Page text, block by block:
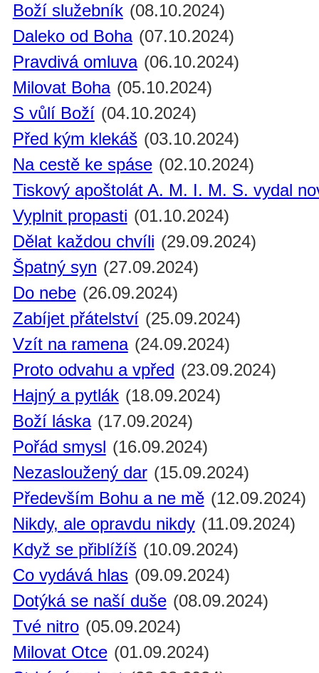
Boží služebník (08.10.2024)
Daleko od Boha (07.10.2024)
Pravdivá omluva (06.10.2024)
Milovat Boha (05.10.2024)
S vůlí Boží (04.10.2024)
Před kým klekáš (03.10.2024)
Na cestě ke spáse (02.10.2024)
Tiskový apoštolát A. M. I. M. S. vydal
Vyplnit propasti (01.10.2024)
Dělat každou chvíli (29.09.2024)
Špatný syn (27.09.2024)
Do nebe (26.09.2024)
Zabíjet přátelství (25.09.2024)
Vzít na ramena (24.09.2024)
Proto odvahu a vpřed (23.09.2024)
Hajný a pytlák (18.09.2024)
Boží láska (17.09.2024)
Pořád smysl (16.09.2024)
Nezasloužený dar (15.09.2024)
Především Bohu a ne mě (12.09.2024)
Nikdy, ale opravdu nikdy (11.09.2024)
Když se přiblížíš (10.09.2024)
Co vydává hlas (09.09.2024)
Dotýká se naší duše (08.09.2024)
Tvé nitro (05.09.2024)
Milovat Otce (01.09.2024)